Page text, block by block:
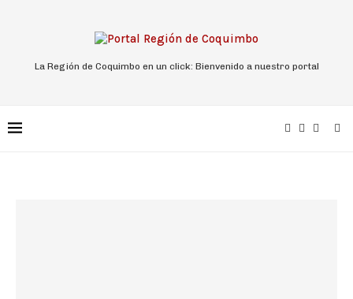
La Región de Coquimbo en un click: Bienvenido a nuestro portal